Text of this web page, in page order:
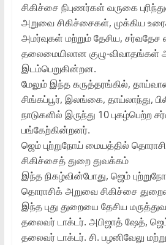
சிகிச்சை நிபுணர்கள் வருகை
அறுவை சிகிச்சைகள், முக்கிய
அமர்வுகள் மற்றும் தேசிய, சர்வதேச
தலைமையிலான குழு-
இடம்பெறுகின்றன.
மேலும் இந்த கருத்தரங்கில்,
சிங்கப்பூர், இலங்கை, தாய்லாந்து,
நாடுகளில் இருந்து 10 புகழ்பெற்ற
பங்கேற்கின்றனர்.
ஜெம் புற்றுநோய் மையத்தில்
சிகிச்சைத் துறை துவக்கம்
இந்த நிகழ்வின்போது, ஜெம்
தொராசிக் அறுவை சிகிச்சை
இந்த புது துறையை தேசிய
தலைவர் டாக்டர். அபிஜாத் ஷேத்,
தலைவர் டாக்டர். சி. பழனிவேலு